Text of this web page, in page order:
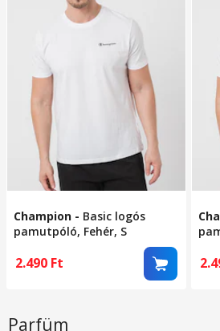
Champion - Basic logós
pamutpóló, Fehér, S
2.490 Ft
Parfüm